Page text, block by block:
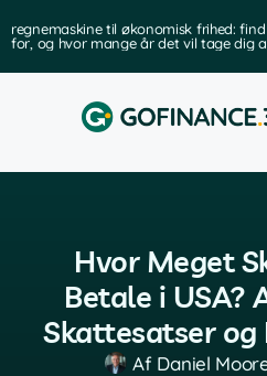
den bedste software til
Hvor Meget
Betale i USA?
Skattesatser og
AfDaniel